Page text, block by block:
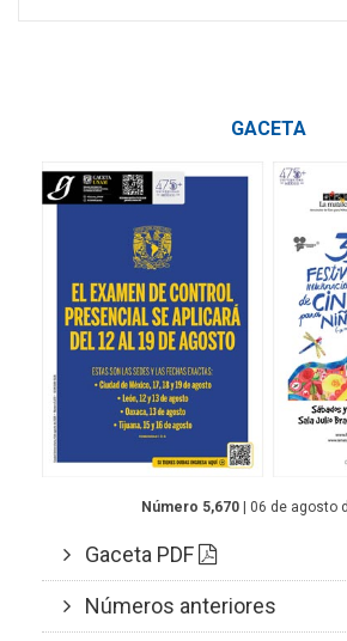
GACETA
Número 5,670 | 06 de agosto
Gaceta PDF
Números anteriores